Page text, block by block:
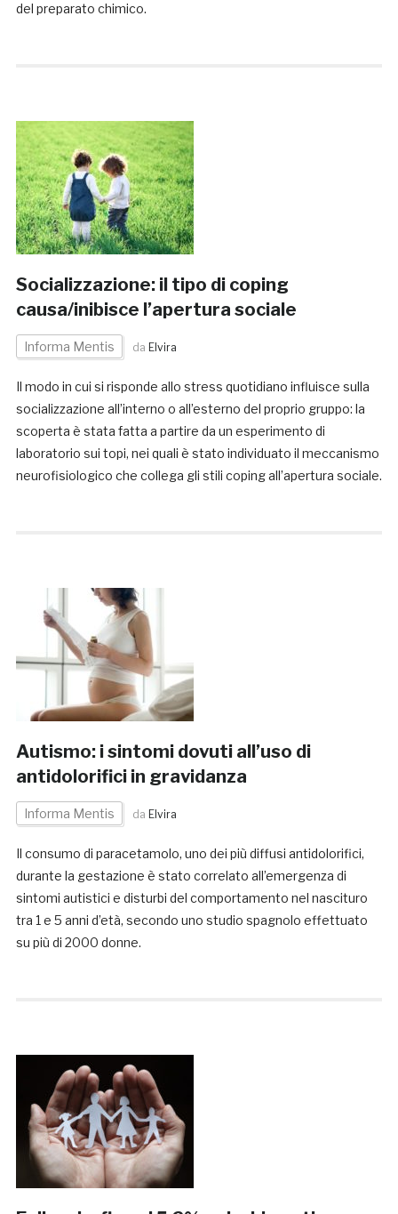
del preparato chimico.
Socializzazione: il tipo di coping
causa/inibisce l’apertura sociale
Informa Mentis da Elvira
Il modo in cui si risponde allo stress quotidiano influisce sulla
socializzazione all’interno o all’esterno del proprio gruppo: la
scoperta è stata fatta a partire da un esperimento di
laboratorio sui topi, nei quali è stato individuato il meccanismo
neurofisiologico che collega gli stili coping all’apertura sociale.
Autismo: i sintomi dovuti all’uso di
antidolorifici in gravidanza
Informa Mentis da Elvira
Il consumo di paracetamolo, uno dei più diffusi antidolorifici,
durante la gestazione è stato correlato all’emergenza di
sintomi autistici e disturbi del comportamento nel nascituro
tra 1 e 5 anni d’età, secondo uno studio spagnolo effettuato
su più di 2000 donne.